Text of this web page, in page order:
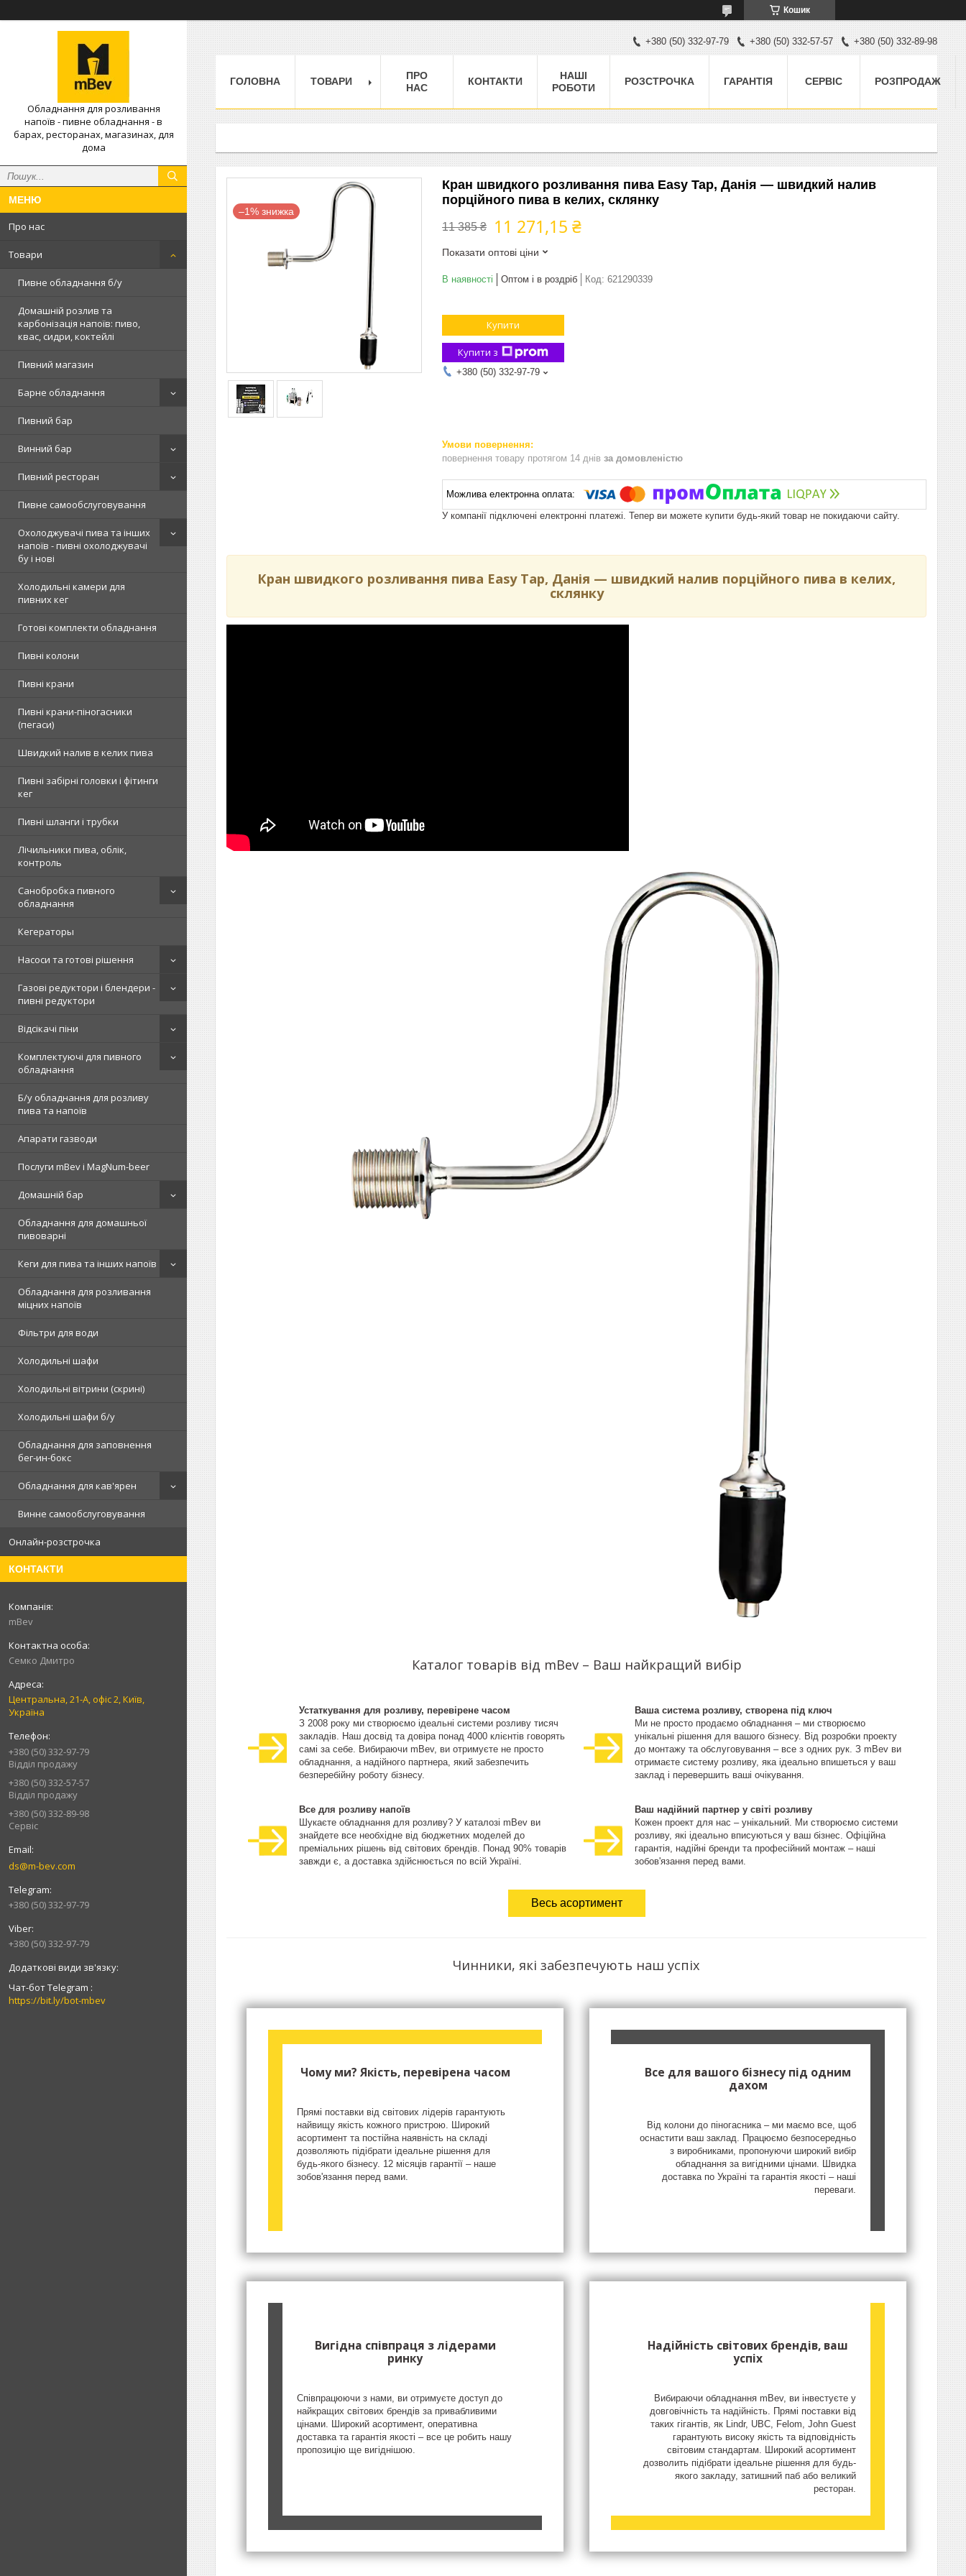
Кошик
Обладнання для розливання
напоїв - пивне обладнання - в
барах, ресторанах, магазинах, для
дома
Про нас
Товари
Пивне обладнання б/у
Домашній розлив та
карбонізація напоїв: пиво,
квас, сидри, коктейлі
Пивний магазин
Барне обладнання
Пивний бар
Винний бар
Пивний ресторан
Пивне самообслуговування
Охолоджувачі пива та інших
напоїв - пивні охолоджувачі
бу і нові
Холодильні камери для
пивних кег
Готові комплекти обладнання
Пивні колони
Пивні крани
Пивні крани-піногасники
(пегаси)
Швидкий налив в келих пива
Пивні забірні головки і фітинги
кег
Пивні шланги і трубки
Лічильники пива, облік,
контроль
Санобробка пивного
обладнання
Кегераторы
Насоси та готові рішення
Газові редуктори і блендери -
пивні редуктори
Відсікачі піни
Комплектуючі для пивного
обладнання
Б/у обладнання для розливу
пива та напоїв
Апарати газводи
Послуги mBev і MagNum-beer
Домашній бар
Обладнання для домашньої
пивоварні
Кеги для пива та інших напоїв
Обладнання для розливання
міцних напоїв
Фільтри для води
Холодильні шафи
Холодильні вітрини (скрині)
Холодильні шафи б/у
Обладнання для заповнення
бег-ин-бокс
Обладнання для кав'ярен
Винне самообслуговування
Онлайн-розстрочка
КОНТАКТИ
mBev
Cемко Дмитро
Центральна, 21-А, офіс 2, Київ,
Україна
+380 (50) 332-97-79
Відділ продажу
+380 (50) 332-57-57
Відділ продажу
+380 (50) 332-89-98
Сервіс
ds@m-bev.com
+380 (50) 332-97-79
+380 (50) 332-97-79
Чат-бот Telegram
https://bit.ly/bot-mbev
+380 (50) 332-97-79 +380 (50) 332-57-57 +380 (50) 332-89-98
ГОЛОВНА ТОВАРИ
ПРО
НАС
КОНТАКТИ
НАШІ
РОБОТИ
РОЗСТРОЧКА ГАРАНТІЯ СЕРВІС РОЗПРОДАЖ
–1%
Кран швидкого розливання пива Easy Tap, Данія — швидкий налив
порційного пива в келих, склянку
11 385 ₴ 11 271,15 ₴
Показати оптові ціни
В наявності Оптом і в роздріб Код: 621290339
Купити
Купити з
+380 (50) 332-97-79
повернення товару протягом 14 днів за домовленістю
У компанії підключені електронні платежі. Тепер ви можете купити будь-який товар не покидаючи сайту.
Кран швидкого розливання пива Easy Tap, Данія — швидкий налив порційного пива в келих,
склянку
Каталог товарів від mBev – Ваш найкращий вибір
Устаткування для розливу, перевірене часом
З 2008 року ми створюємо ідеальні системи розливу тисяч
закладів. Наш досвід та довіра понад 4000 клієнтів говорять
самі за себе. Вибираючи mBev, ви отримуєте не просто
обладнання, а надійного партнера, який забезпечить
безперебійну роботу бізнесу.
Все для розливу напоїв
Шукаєте обладнання для розливу? У каталозі mBev ви
знайдете все необхідне від бюджетних моделей до
преміальних рішень від світових брендів. Понад 90% товарів
завжди є, а доставка здійснюється по всій Україні.
Ваша система розливу, створена під ключ
Ми не просто продаємо обладнання – ми створюємо
унікальні рішення для вашого бізнесу. Від розробки проекту
до монтажу та обслуговування – все з одних рук. З mBev ви
отримаєте систему розливу, яка ідеально впишеться у ваш
заклад і перевершить ваші очікування.
Ваш надійний партнер у світі розливу
Кожен проект для нас – унікальний. Ми створюємо системи
розливу, які ідеально вписуються у ваш бізнес. Офіційна
гарантія, надійні бренди та професійний монтаж – наші
зобов'язання перед вами.
Весь асортимент
Чинники, які забезпечують наш успіх
Чому ми? Якість, перевірена часом
Прямі поставки від світових лідерів гарантують
найвищу якість кожного пристрою. Широкий
асортимент та постійна наявність на складі
дозволяють підібрати ідеальне рішення для
будь-якого бізнесу. 12 місяців гарантії – наше
зобов'язання перед вами.
Все для вашого бізнесу під одним
дахом
Від колони до піногасника – ми маємо все, щоб
оснастити ваш заклад. Працюємо безпосередньо
з виробниками, пропонуючи широкий вибір
обладнання за вигідними цінами. Швидка
доставка по Україні та гарантія якості – наші
переваги.
Вигідна співпраця з лідерами
ринку
Співпрацюючи з нами, ви отримуєте доступ до
найкращих світових брендів за привабливими
цінами. Широкий асортимент, оперативна
доставка та гарантія якості – все це робить нашу
пропозицію ще вигіднішою.
Надійність світових брендів, ваш
успіх
Вибираючи обладнання mBev, ви інвестуєте у
довговічність та надійність. Прямі поставки від
таких гігантів, як Lindr, UBC, Felom, John Guest
гарантують високу якість та відповідність
світовим стандартам. Широкий асортимент
дозволить підібрати ідеальне рішення для будь-
якого закладу, затишний паб або великий
ресторан.